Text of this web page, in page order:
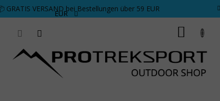
Zum Inhalt springen
GRATIS VERSAND bei Bestellungen über 59 EUR
EUR